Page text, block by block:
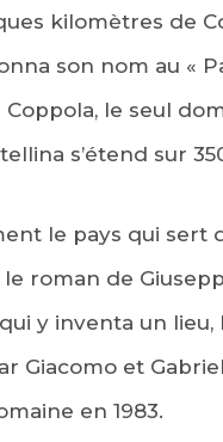
kilomètres de
son nom au «
Coppola, le seul
s’étend sur
le pays qui sert
le roman de
y inventa un lieu,
Giacomo et
en 1983.